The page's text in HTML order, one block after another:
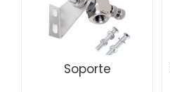
Soporte